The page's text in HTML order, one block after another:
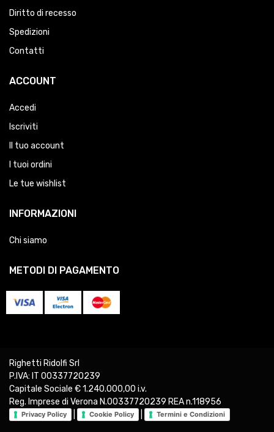
Diritto di recesso
Spedizioni
Contatti
ACCOUNT
Accedi
Iscriviti
Il tuo account
I tuoi ordini
Le tue wishlist
INFORMAZIONI
Chi siamo
METODI DI PAGAMENTO
Righetti Ridolfi Srl
P.IVA: IT 00337720239
Capitale Sociale € 1.240.000,00 i.v.
Reg. Imprese di Verona N.00337720239 REA n.118956
Privacy Policy Cookie Policy Termini e Condizioni